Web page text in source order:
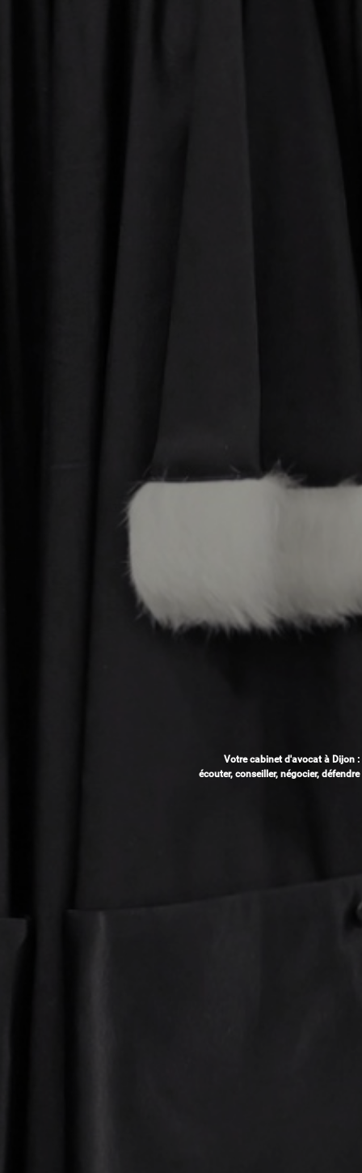
Votre cabinet d'avocat à Dijon :
écouter, conseiller, négocier, défendre